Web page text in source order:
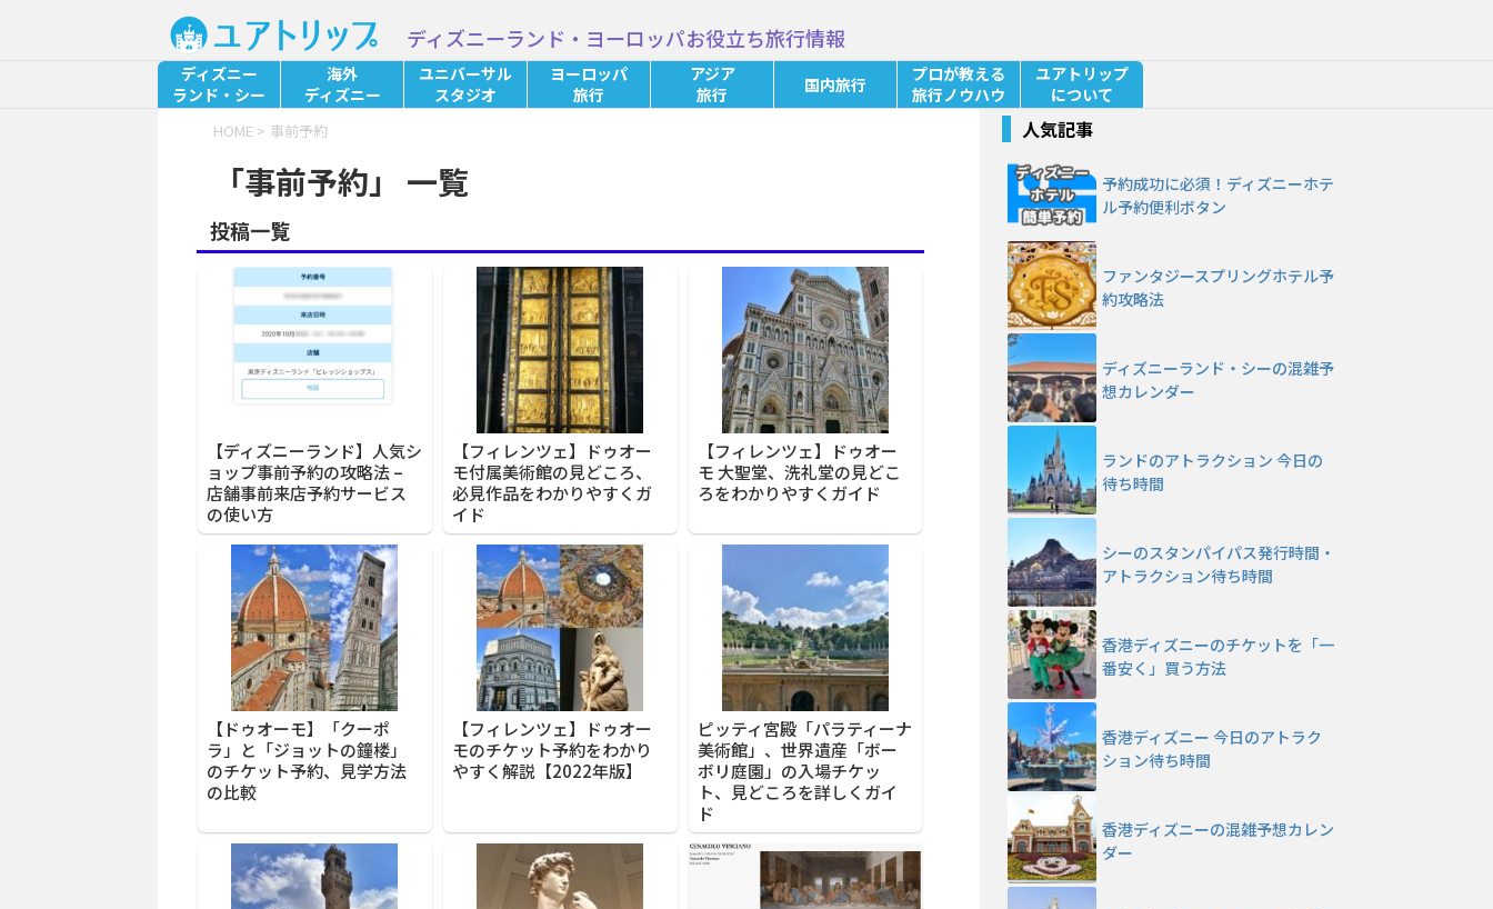
ディズニーランド・ヨーロッパお役立ち旅行情報
ディズニー
ランド・シー
海外
ディズニー
ユニバーサル
スタジオ
ヨーロッパ
旅行
アジア
旅行
国内旅行
プロが教える
旅行ノウハウ
ユアトリップ
について
HOME > 事前予約
「事前予約」 一覧
投稿一覧
【ディズニーランド】人気シ
ョップ事前予約の攻略法 –
店舗事前来店予約サービス
の使い方
【フィレンツェ】ドゥオー
モ付属美術館の見どころ、
必見作品をわかりやすくガ
イド
【フィレンツェ】ドゥオー
モ 大聖堂、洗礼堂の見どこ
ろをわかりやすくガイド
【ドゥオーモ】「クーポ
ラ」と「ジョットの鐘楼」
のチケット予約、見学方法
の比較
【フィレンツェ】ドゥオー
モのチケット予約をわかり
やすく解説【2022年版】
ピッティ宮殿「パラティーナ
美術館」、世界遺産「ボー
ボリ庭園」の入場チケッ
ト、見どころを詳しくガイ
ド
人気記事
予約成功に必須！ディズニーホテ
ル予約便利ボタン
ファンタジースプリングホテル予
約攻略法
ディズニーランド・シーの混雑予
想カレンダー
ランドのアトラクション 今日の
待ち時間
シーのスタンパイパス発行時間・
アトラクション待ち時間
香港ディズニーのチケットを「一
番安く」買う方法
香港ディズニー 今日のアトラク
ション待ち時間
香港ディズニーの混雑予想カレン
ダー